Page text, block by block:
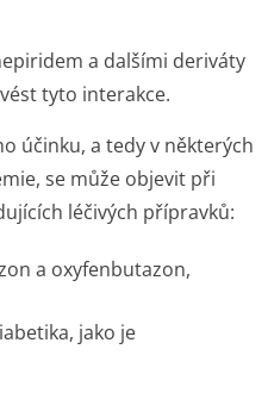
a dalšími deriváty
tyto interakce.
účinku, a tedy v některých
se může objevit při
léčivých přípravků:
a oxyfenbutazon,
jako je